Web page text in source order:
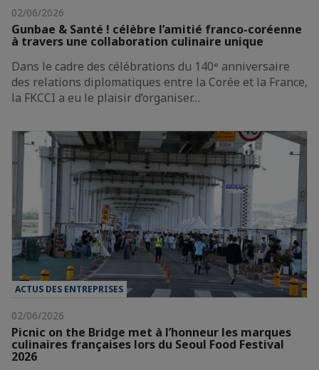
02/06/2026
Gunbae & Santé ! célèbre l’amitié franco-coréenne
à travers une collaboration culinaire unique
Dans le cadre des célébrations du 140ᵉ anniversaire
des relations diplomatiques entre la Corée et la France,
la FKCCI a eu le plaisir d’organiser…
ACTUS DES ENTREPRISES
02/06/2026
Picnic on the Bridge met à l’honneur les marques
culinaires françaises lors du Seoul Food Festival
2026